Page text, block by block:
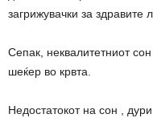
загрижувачки за здравите
Сепак, неквалитетниот
шеќер во крвта.
Недостатокот на сон ,